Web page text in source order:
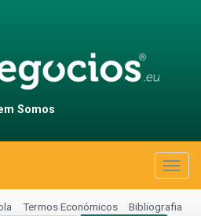
Somos
Termos Económicos Bibliografia